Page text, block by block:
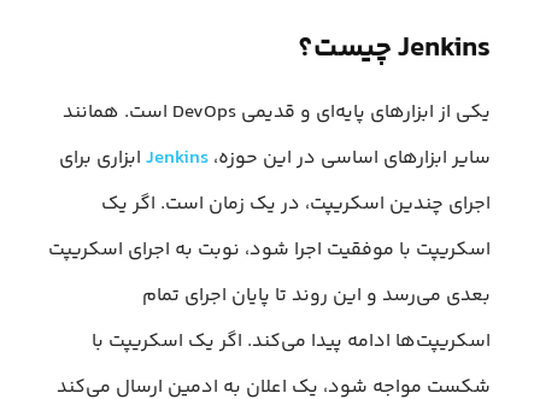
Jenkins چیست؟
یکی از ابزار‌های پایه‌ای و قدیمی DevOps است. همانند
سایر ابزار‌های اساسی در این حوزه، Jenkins ابزاری برای
اجرای چندین اسکریپت، در یک زمان است. اگر یک
اسکریپت با موفقیت اجرا شود، نوبت به اجرای اسکریپت
بعدی می‌رسد و این روند تا پایان اجرای تمام
اسکریپت‌ها ادامه پیدا می‌کند. اگر یک اسکریپت با
شکست مواجه شود، یک اعلان به ادمین ارسال می‌کند